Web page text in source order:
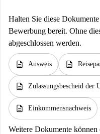
Halten Sie diese
Bewerbung bereit. Ohne
abgeschlossen werden.
description Ausweis description
description Zulassungsbescheid der
description Einkommensnachweis
Weitere Dokumente können